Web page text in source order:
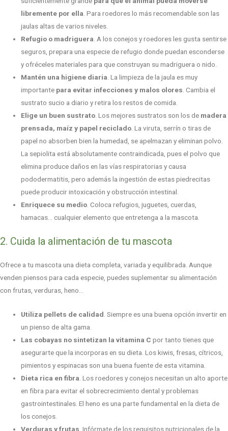
libremente por ella . Para roedores lo más recomendable son las
jaulas altas de varios niveles.
Refugio o madriguera . A los conejos y roedores les gusta sentirse
seguros, prepara una especie de refugio donde puedan esconderse
y ofréceles materiales para que construyan su madriguera o nido.
Mantén una higiene diaria . La limpieza de la jaula es muy
importante para evitar infecciones y malos olores . Cambia el
sustrato sucio a diario y retira los restos de comida.
Elige un buen sustrato . Los mejores sustratos son los de madera
prensada, maíz y papel reciclado . La viruta, serrín o tiras de
papel no absorben bien la humedad, se apelmazan y eliminan polvo.
La sepiolita está absolutamente contraindicada, pues el polvo que
elimina produce daños en las vías respiratorias y causa
pododermatitis, pero además la ingestión de estas piedrecitas
puede producir intoxicación y obstrucción intestinal.
Enriquece su medio . Coloca refugios, juguetes, cuerdas,
hamacas… cualquier elemento que entretenga a la mascota.
2. Cuida la alimentación de tu mascota
Ofrece a tu mascota una dieta completa, variada y equilibrada. Aunque
venden piensos para cada especie, puedes suplementar su alimentación
con frutas, verduras, heno…
Utiliza pellets de calidad. Siempre es una buena opción invertir en
un pienso de alta gama.
Las cobayas no sintetizan la vitamina C por tanto tienes que
asegurarte que la incorporas en su dieta. Los kiwis, fresas, cítricos,
pimientos y espinacas son una buena fuente de esta vitamina.
Dieta rica en fibra. Los roedores y conejos necesitan un alto aporte
en fibra para evitar el sobrecrecimiento dental y problemas
gastrointestinales. El heno es una parte fundamental en la dieta de
los conejos.
Verduras y frutas . Infórmate de los requisitos nutricionales de la